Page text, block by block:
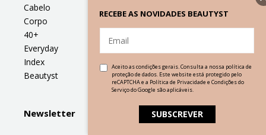
Cabelo
Corpo
40+
Everyday
Index
Beautyst
Newsletter
RECEBE AS NOVIDADES BEAUTYST
Aceito as condições gerais. Consulta a nossa política de
proteção de dados. Este website está protegido pelo
reCAPTCHA e a Política de Privacidade e Condições do
Serviçodo Google são aplicáveis.